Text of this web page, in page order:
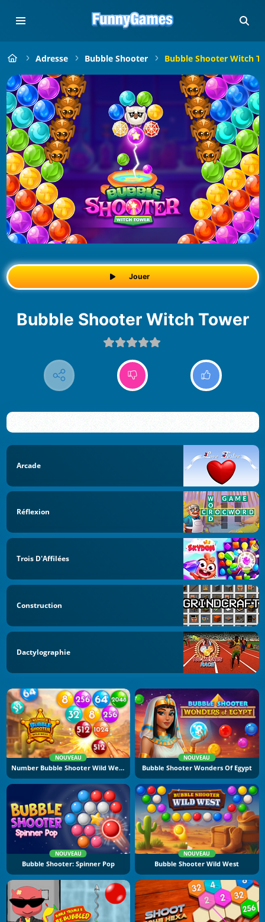
Adresse Bubble Shooter Bubble Shooter Witch
Jouer
Bubble Shooter Witch Tower
Arcade
Réflexion
Trois D'Affilées
Construction
Dactylographie
NOUVEAU
Number Bubble Shooter Wild West
NOUVEAU
Bubble Shooter Wonders Of Egypt
NOUVEAU
Bubble Shooter: Spinner Pop
NOUVEAU
Bubble Shooter Wild West